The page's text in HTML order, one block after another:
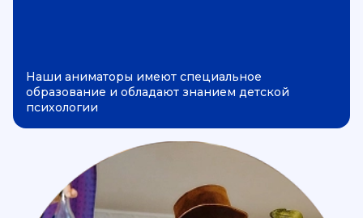
Наши аниматоры имеют специальное
образование и обладают знанием детской
психологии